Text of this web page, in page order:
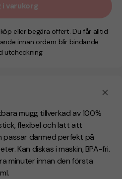
mugg tillverkad av 100%
flexibel och lätt att
passar därmed perfekt på
Kan diskas i maskin, BPA-fri.
minuter innan den första
i varukorg
eller begära offert. Du får alltid
innan ordern blir bindande.
utcheckning.